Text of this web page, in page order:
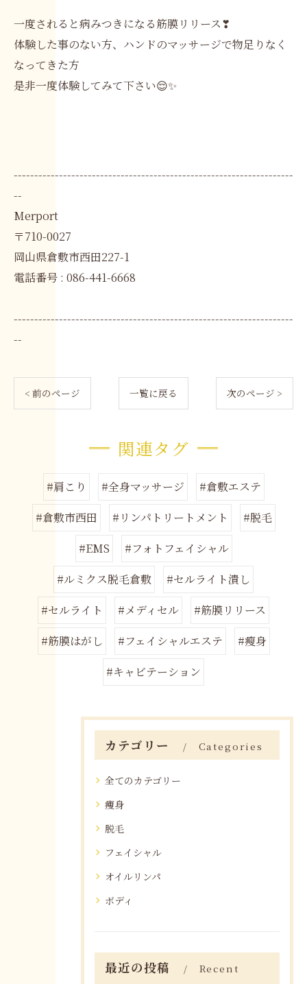
一度されると病みつきになる筋膜リリース❣
体験した事のない方、ハンドのマッサージで物足りなく
なってきた方
是非一度体験してみて下さい😌✨
--------------------------------------------------------------------
--
Merport
〒710-0027
岡山県倉敷市西田227-1
電話番号 : 086-441-6668
--------------------------------------------------------------------
--
< 前のページ 一覧に戻る 次のページ >
関連タグ
#肩こり #全身マッサージ
#倉敷エステ
#倉敷市西田
#リンパトリートメント
#脱毛
#EMS
#フォトフェイシャル
#ルミクス脱毛倉敷
#セルライト潰し
#セルライト
#メディセル
#筋膜リリース
#筋膜はがし
#フェイシャルエステ
#瘦身
#キャビテーション
カテゴリー Categories
全てのカテゴリー
痩身
脱毛
フェイシャル
オイルリンパ
ボディ
最近の投稿
Recent